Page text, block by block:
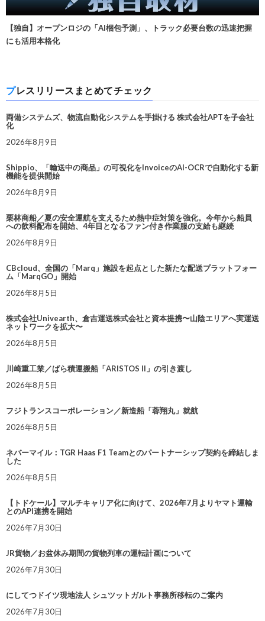
【独自】オープンロジの「AI梱包予測」、トラック必要台数の迅速把握
にも活用本格化
プレスリリースまとめてチェック
両備システムズ、物流自動化システムを手掛ける 株式会社APTを子会社
化
2026年8月9日
Shippio、「輸送中の商品」の可視化をInvoiceのAI-OCRで自動化する新
機能を提供開始
2026年8月9日
栗林商船／夏の安全運航を支えるため熱中症対策を強化。今年から船員
への飲料配布を開始、4年目となるファン付き作業服の支給も継続
2026年8月9日
CBcloud、全国の「Marq」施設を起点とした新たな配送プラットフォー
ム「MarqGO」開始
2026年8月5日
株式会社Univearth、倉吉運送株式会社と資本提携〜山陰エリアへ実運送
ネットワークを拡大〜
2026年8月5日
川崎重工業／ばら積運搬船「ARISTOS II」の引き渡し
2026年8月5日
フジトランスコーポレーション／新造船「蓉翔丸」就航
2026年8月5日
ネバーマイル：TGR Haas F1 Teamとのパートナーシップ契約を締結しま
した
2026年8月5日
【トドケール】マルチキャリア化に向けて、2026年7月よりヤマト運輸
とのAPI連携を開始
2026年7月30日
JR貨物／お盆休み期間の貨物列車の運転計画について
2026年7月30日
にしてつドイツ現地法人 シュツットガルト事務所移転のご案内
2026年7月30日